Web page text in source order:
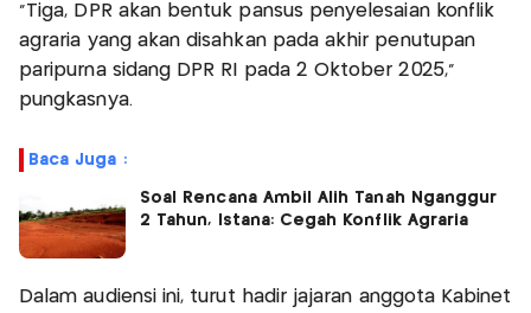
"Tiga, DPR akan bentuk pansus penyelesaian konflik
agraria yang akan disahkan pada akhir penutupan
paripurna sidang DPR RI pada 2 Oktober 2025,"
pungkasnya.
Baca Juga :
Soal Rencana Ambil Alih Tanah Nganggur
2 Tahun, Istana: Cegah Konflik Agraria
Dalam audiensi ini, turut hadir jajaran anggota Kabinet